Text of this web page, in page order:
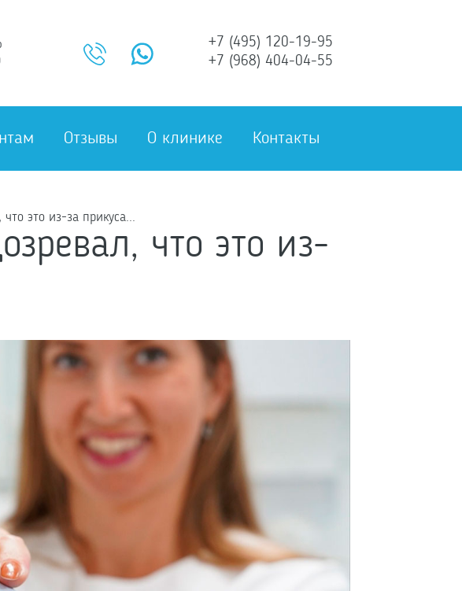
+7 (495) 120-19-95
+7 (968) 404-04-55
Отзывы О клинике Контакты
это из-за прикуса...
что это из-